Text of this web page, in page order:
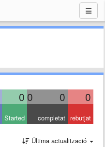
0 0 0 0
Started completat rebutjat
Última actualització